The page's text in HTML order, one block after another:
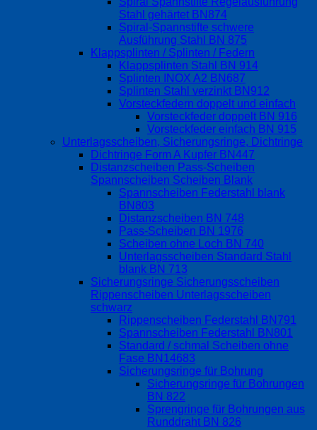
Stahl gehärtet BN874
Spiral-Spannstifte schwere
Ausführung Stahl BN 875
Klappsplinten / Splinten / Federn
Klappsplinten Stahl BN 914
Splinten INOX A2 BN687
Splinten Stahl verzinkt BN912
Vorsteckfedern doppelt und einfach
Vorsteckfeder doppelt BN 916
Vorsteckfeder einfach BN 915
Unterlagsscheiben, Sicherungsringe, Dichtringe
Dichtringe Form A Kupfer BN447
Distanzscheiben Pass-Scheiben
Spannscheiben Scheiben Blank
Spannscheiben Federstahl blank
BN803
Distanzscheiben BN 748
Pass-Scheiben BN 1976
Scheiben ohne Loch BN 740
Unterlagsscheiben Standard Stahl
blank BN 713
Sicherungsringe Sicherungsscheiben
Rippenscheiben Unterlagsscheiben
schwarz
Rippenscheiben Federstahl BN791
Spannscheiben Federstahl BN801
Standard / schmal Scheiben ohne
Fase BN14683
Sicherungsringe für Bohrung
Sicherungsringe für Bohrungen
BN 822
Sprengringe für Bohrungen aus
Runddraht BN 826